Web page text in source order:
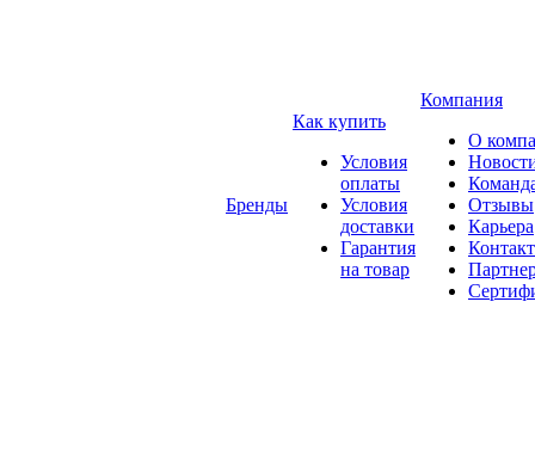
Бренды
Как купить
Условия
оплаты
Условия
доставки
Гарантия
на товар
Компания
О
Отзывы
Карьера